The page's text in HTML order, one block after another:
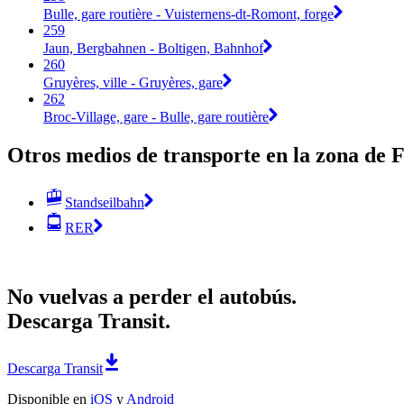
Bulle, gare routière - Vuisternens-dt-Romont, forge
259
Jaun, Bergbahnen - Boltigen, Bahnhof
260
Gruyères, ville - Gruyères, gare
262
Broc-Village, gare - Bulle, gare routière
Otros medios de transporte en la zona de
Standseilbahn
RER
No vuelvas a perder el autobús.
Descarga Transit.
Descarga Transit
Disponible en iOS y Android